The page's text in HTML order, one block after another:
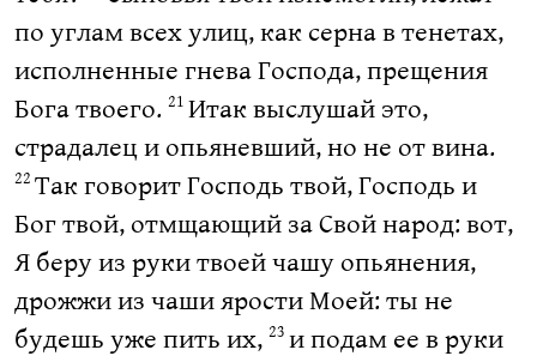
по углам всех улиц, как серна в тенетах,
исполненные гнева Господа, прещения
Бога твоего. 21 Итак выслушай это,
страдалец и опьяневший, но не от вина.
22 Так говорит Господь твой, Господь и
Бог твой, отмщающий за Свой народ: вот,
Я беру из руки твоей чашу опьянения,
дрожжи из чаши ярости Моей: ты не
будешь уже пить их, 23 и подам ее в руки